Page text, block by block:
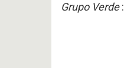
Grupo Verde: